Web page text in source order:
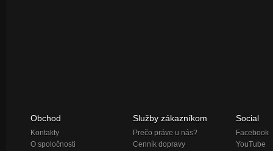
Obchod
Kontakty
O spoločnosti
Služby zákazníkom
Prečo práve u nás?
Cenník dopravy
Social
Facebook
YouTube